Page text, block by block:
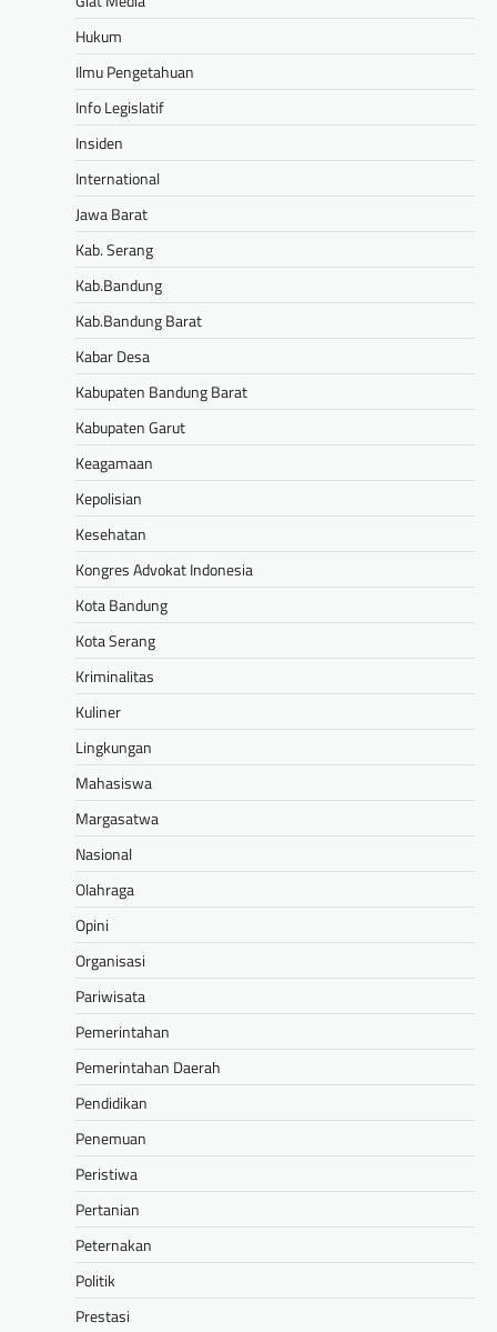
Hukum
Ilmu Pengetahuan
Info Legislatif
Insiden
International
Jawa Barat
Kab. Serang
Kab.Bandung
Kab.Bandung Barat
Kabar Desa
Kabupaten Bandung Barat
Kabupaten Garut
Keagamaan
Kepolisian
Kesehatan
Kongres Advokat Indonesia
Kota Bandung
Kota Serang
Kriminalitas
Kuliner
Lingkungan
Mahasiswa
Margasatwa
Nasional
Olahraga
Opini
Organisasi
Pariwisata
Pemerintahan
Pemerintahan Daerah
Pendidikan
Penemuan
Peristiwa
Pertanian
Peternakan
Politik
Prestasi